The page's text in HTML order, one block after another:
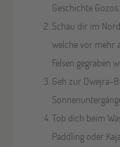
Geschichte Gozos.
Schau dir im
welche vor mehr
Felsen gegraben
Geh zur Dwejra-
Tob dich beim
Paddling oder